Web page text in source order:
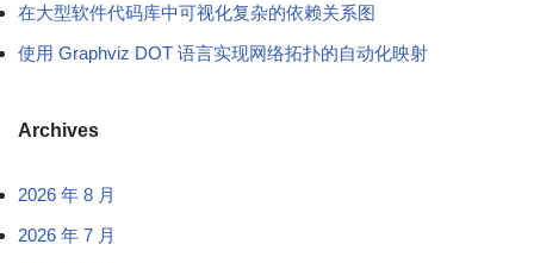
在大型软件代码库中可视化复杂的依赖关系图
使用 Graphviz DOT 语言实现网络拓扑的自动化映射
Archives
2026 年 8 月
2026 年 7 月